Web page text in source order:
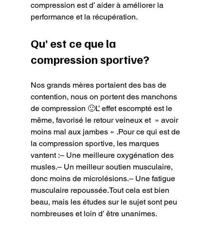
compression est d’ aider à améliorer la
performance et la récupération.
Qu’ est ce que la
compression sportive?
Nos grands mères portaient des bas de
contention, nous on portent des manchons
de compression 🙂L’ effet escompté est le
même, favorisé le retour veineux et  » avoir
moins mal aux jambes « .Pour ce qui est de
la compression sportive, les marques
vantent :– Une meilleure oxygénation des
musles.– Un meilleur soutien musculaire,
donc moins de microlésions.– Une fatigue
musculaire repoussée.Tout cela est bien
beau, mais les études sur le sujet sont peu
nombreuses et loin d’ être unanimes.